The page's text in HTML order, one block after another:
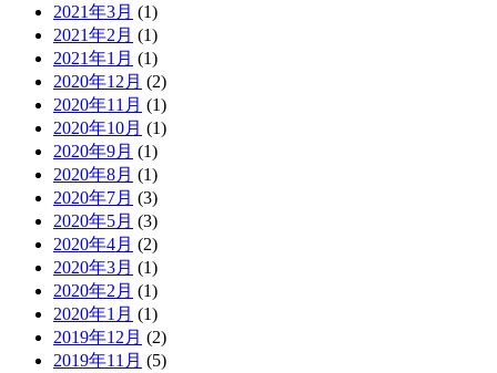
2021年3月 (1)
2021年2月 (1)
2021年1月 (1)
2020年12月 (2)
2020年11月 (1)
2020年10月 (1)
2020年9月 (1)
2020年8月 (1)
2020年7月 (3)
2020年5月 (3)
2020年4月 (2)
2020年3月 (1)
2020年2月 (1)
2020年1月 (1)
2019年12月 (2)
2019年11月 (5)